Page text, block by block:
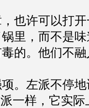
也许可以打
里，而不是
的。他们不
。左派不停
一样，它实